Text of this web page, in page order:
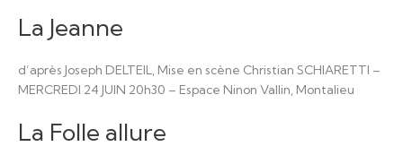
La Jeanne
d’après Joseph DELTEIL, Mise en scène Christian SCHIARETTI –
MERCREDI 24 JUIN 20h30 – Espace Ninon Vallin, Montalieu
La Folle allure